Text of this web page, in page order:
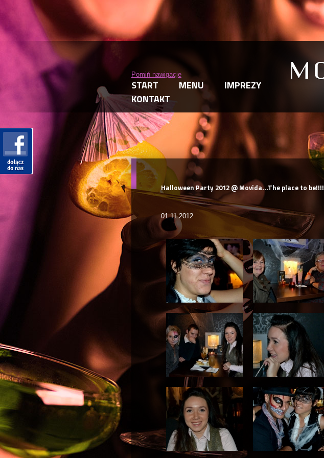
Pomiń nawigacje
START MENU IMPREZY
KONTAKT
Halloween Party 2012 @ Movida...The place to be!!!!
01.11.2012